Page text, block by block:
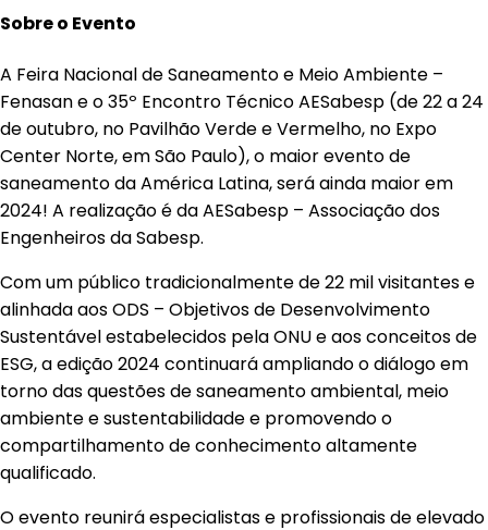
Sobre o Evento
A Feira Nacional de Saneamento e Meio Ambiente –
Fenasan e o 35º Encontro Técnico AESabesp (de 22 a 24
de outubro, no Pavilhão Verde e Vermelho, no Expo
Center Norte, em São Paulo), o maior evento de
saneamento da América Latina, será ainda maior em
2024! A realização é da AESabesp – Associação dos
Engenheiros da Sabesp.
Com um público tradicionalmente de 22 mil visitantes e
alinhada aos ODS – Objetivos de Desenvolvimento
Sustentável estabelecidos pela ONU e aos conceitos de
ESG, a edição 2024 continuará ampliando o diálogo em
torno das questões de saneamento ambiental, meio
ambiente e sustentabilidade e promovendo o
compartilhamento de conhecimento altamente
qualificado.
O evento reunirá especialistas e profissionais de elevado